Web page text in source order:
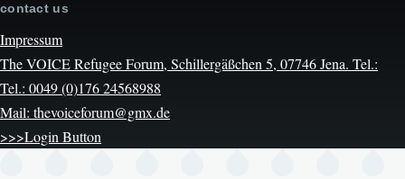
contact us
Impressum
The VOICE Refugee Forum, Schillergäßchen 5, 07746 Jena. Tel.:
Tel.: 0049 (0)176 24568988
Mail: thevoiceforum@gmx.de
>>>Login Button